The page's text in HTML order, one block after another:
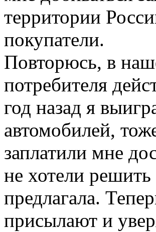
территории
покупатели.
Повторюсь, в
потребителя
год назад я
автомобилей,
заплатили мне
не хотели
предлагала.
присылают и